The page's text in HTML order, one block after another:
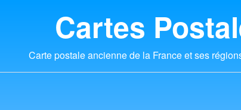
Cartes
Carte postale ancienne de la France et ses